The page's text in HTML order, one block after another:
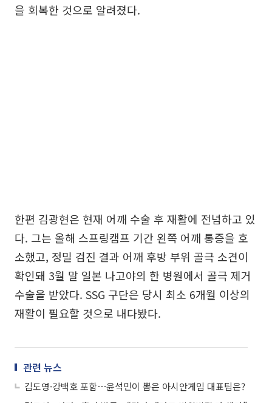
을 회복한 것으로 알려졌다.
한편 김광현은 현재 어깨 수술 후 재활에 전념하고 있
다. 그는 올해 스프링캠프 기간 왼쪽 어깨 통증을 호
소했고, 정밀 검진 결과 어깨 후방 부위 골극 소견이
확인돼 3월 말 일본 나고야의 한 병원에서 골극 제거
수술을 받았다. SSG 구단은 당시 최소 6개월 이상의
재활이 필요할 것으로 내다봤다.
관련 뉴스
김도영·강백호 포함⋯윤석민이 뽑은 아시안게임 대표팀은?